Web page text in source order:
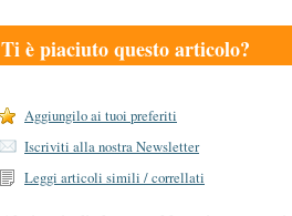
Ti è piaciuto questo articolo?
Aggiungilo ai tuoi preferiti
Iscriviti alla nostra Newsletter
Leggi articoli simili / correllati